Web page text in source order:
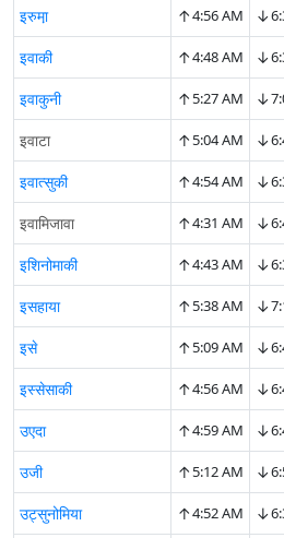
इरुमा़ ↑4:56 AM ↓
इवाकी ↑4:48 AM ↓
इवाकुनी ↑5:27 AM ↓
इवाटा ↑5:04 AM ↓
इवात्सुकी ↑4:54 AM ↓
इवामिजावा ↑4:31 AM ↓
इशिनोमाकी ↑4:43 AM ↓
इसहाया ↑5:38 AM ↓
इसे ↑5:09 AM ↓
इस्सेसाकी ↑4:56 AM ↓
उएदा ↑4:59 AM ↓
उजी ↑5:12 AM ↓
उट्सुनोमिया ↑4:52 AM ↓